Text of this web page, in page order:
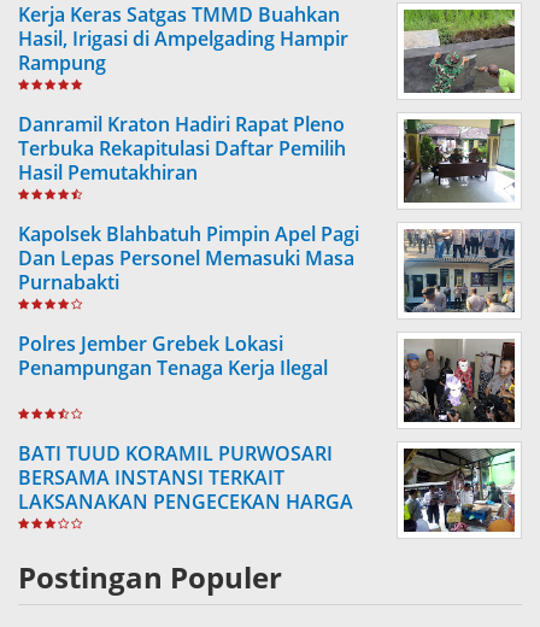
Kerja Keras Satgas TMMD Buahkan
Hasil, Irigasi di Ampelgading Hampir
Rampung
Danramil Kraton Hadiri Rapat Pleno
Terbuka Rekapitulasi Daftar Pemilih
Hasil Pemutakhiran
Kapolsek Blahbatuh Pimpin Apel Pagi
Dan Lepas Personel Memasuki Masa
Purnabakti
Polres Jember Grebek Lokasi
Penampungan Tenaga Kerja Ilegal
BATI TUUD KORAMIL PURWOSARI
BERSAMA INSTANSI TERKAIT
LAKSANAKAN PENGECEKAN HARGA
SEMBAKO
Postingan Populer